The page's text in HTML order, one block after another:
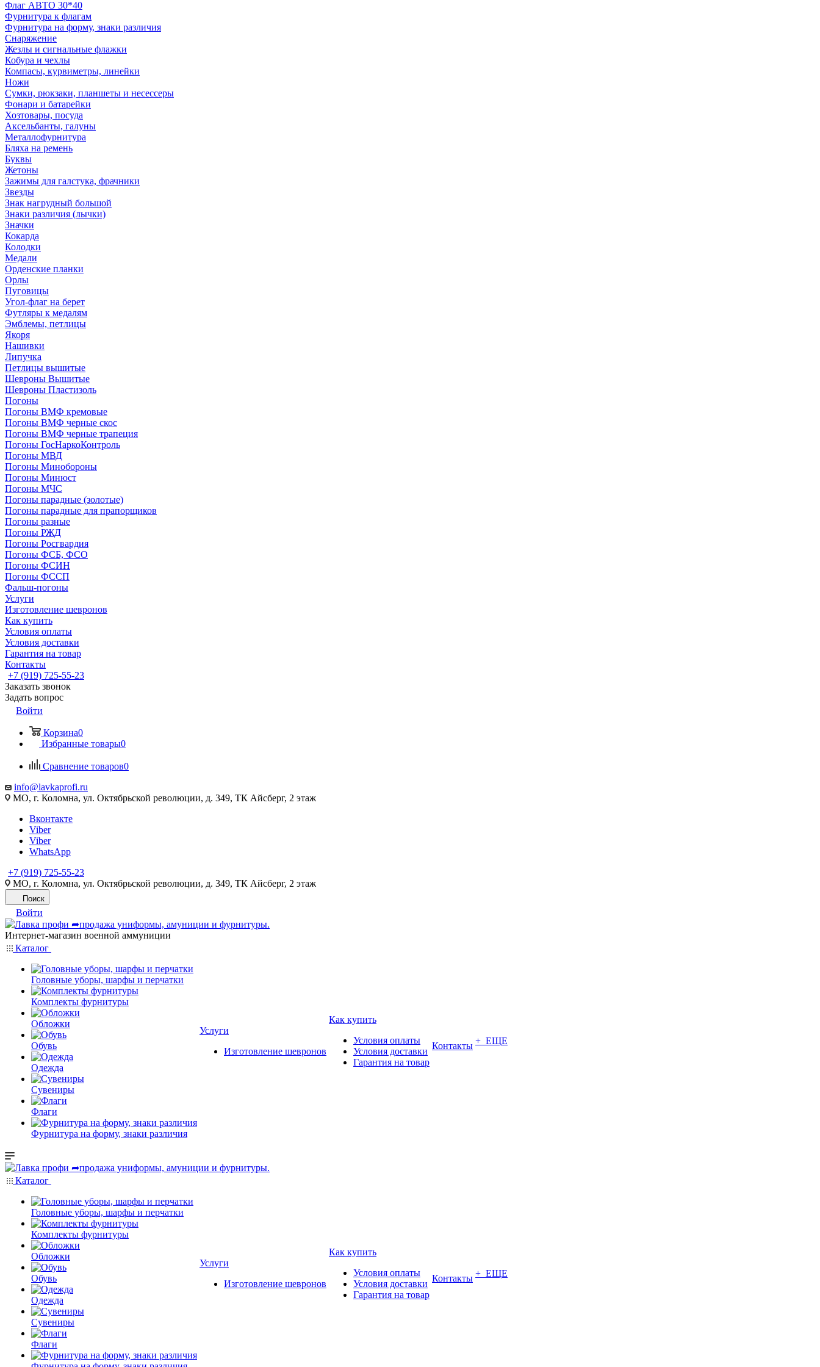
Флаг АВТО 30*40
Фурнитура к флагам
Фурнитура на форму, знаки различия
Снаряжение
Жезлы и сигнальные флажки
Кобура и чехлы
Компасы, курвиметры, линейки
Ножи
Сумки, рюкзаки, планшеты и несессеры
Фонари и батарейки
Хозтовары, посуда
Аксельбанты, галуны
Металлофурнитура
Бляха на ремень
Буквы
Жетоны
Зажимы для галстука, фрачники
Звезды
Знак нагрудный большой
Знаки различия (лычки)
Значки
Кокарда
Колодки
Медали
Орденские планки
Орлы
Пуговицы
Угол-флаг на берет
Футляры к медалям
Эмблемы, петлицы
Якоря
Нашивки
Липучка
Петлицы вышитые
Шевроны Вышитые
Шевроны Пластизоль
Погоны
Погоны ВМФ кремовые
Погоны ВМФ черные скос
Погоны ВМФ черные трапеция
Погоны ГосНаркоКонтроль
Погоны МВД
Погоны Минобороны
Погоны Минюст
Погоны МЧС
Погоны парадные (золотые)
Погоны парадные для прапорщиков
Погоны разные
Погоны РЖД
Погоны Росгвардия
Погоны ФСБ, ФСО
Погоны ФСИН
Погоны ФССП
Фальш-погоны
Услуги
Изготовление шевронов
Как купить
Условия оплаты
Условия доставки
Гарантия на товар
Контакты
+7 (919) 725-55-23
Заказать звонок
Задать вопрос
Войти
Корзина0
Избранные товары0
Сравнение товаров0
info@lavkaprofi.ru
МО, г. Коломна, ул. Октябрьской революции, д. 349, ТК Айсберг, 2 этаж
Вконтакте
Viber
Viber
WhatsApp
+7 (919) 725-55-23
МО, г. Коломна, ул. Октябрьской революции, д. 349, ТК Айсберг, 2 этаж
Поиск
Войти
Интернет-магазин военной аммуниции
Каталог
Головные уборы, шарфы и перчатки
Комплекты фурнитуры
Обложки
Обувь
Одежда
Сувениры
Флаги
Фурнитура на форму, знаки различия
Услуги
Изготовление шевронов
Как купить
Условия оплаты
Условия доставки
Гарантия на товар
Контакты + ЕЩЕ
Каталог
Головные уборы, шарфы и перчатки
Комплекты фурнитуры
Обложки
Обувь
Одежда
Сувениры
Флаги
Услуги
Изготовление шевронов
Как купить
Условия оплаты
Условия доставки
Гарантия на товар
Контакты + ЕЩЕ